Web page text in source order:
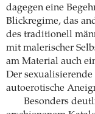
dagegen eine
Blickregime, das
des traditionell
mit malerischer
am Material auch
Der
autoerotische
Besonders